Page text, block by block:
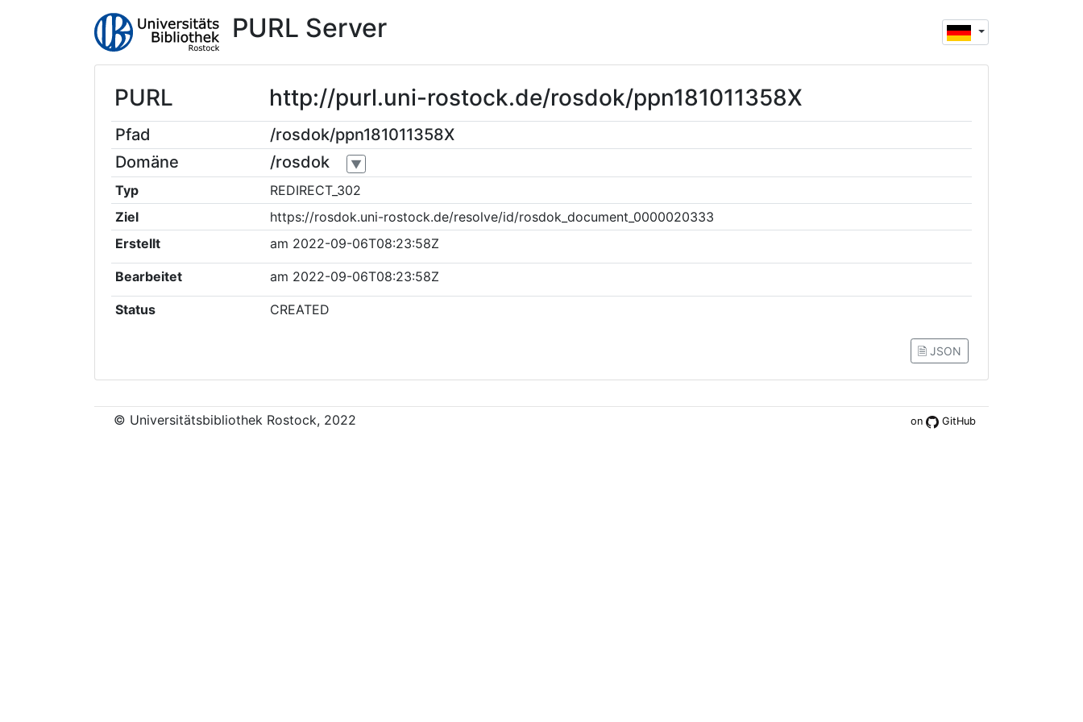
PURL Server
PURL http://purl.uni-rostock.de/rosdok/ppn181011358X
Pfad
/rosdok/ppn181011358X
Domäne
/rosdok ▼
Typ
REDIRECT_302
Ziel
https://rosdok.uni-rostock.de/resolve/id/rosdok_document_0000020333
Erstellt
am 2022-09-06T08:23:58Z
Bearbeitet am 2022-09-06T08:23:58Z
Status CREATED
🗎 JSON
on GitHub
© Universitätsbibliothek Rostock, 2022